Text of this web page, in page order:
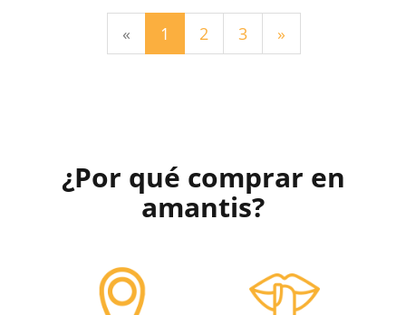
« 1 (current)
2 3 »
¿Por qué comprar en
amantis?